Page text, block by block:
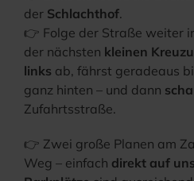
der Schlacht­hof.
👉 Fol­ge der Stra­ße wei­ter
der nächs­ten klei­nen
links ab, fährst gera­de­aus
ganz hin­ten – und dann
Zufahrtsstraße.
👉 Zwei gro­ße Pla­nen am
Weg – ein­fach direkt auf